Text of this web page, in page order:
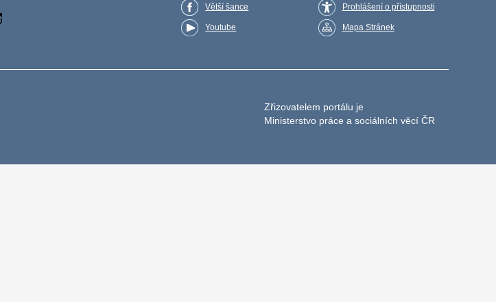
Větší šance
Youtube
Prohlášení o přístupnosti
Mapa Stránek
Zřizovatelem portálu je
Ministerstvo práce a sociálních věcí ČR